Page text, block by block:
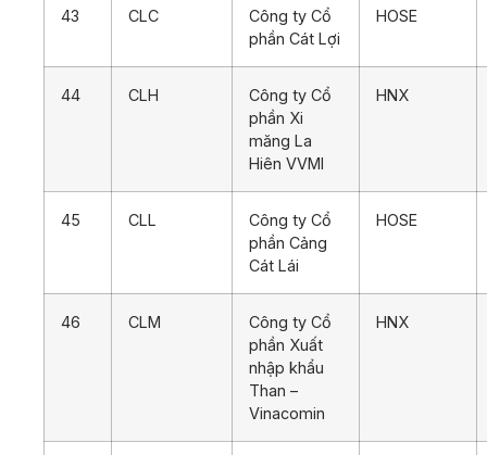
43 CLC
Công ty Cổ
phần Cát Lợi
HOSE
44 CLH
Công ty Cổ
phần Xi
măng La
Hiên VVMI
HNX
45 CLL
Công ty Cổ
phần Cảng
Cát Lái
HOSE
46 CLM
Công ty Cổ
phần Xuất
nhập khẩu
Than –
Vinacomin
HNX